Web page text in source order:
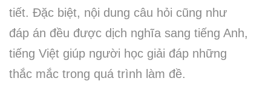
tiết. Đặc biệt, nội dung câu hỏi cũng như
đáp án đều được dịch nghĩa sang tiếng Anh,
tiếng Việt giúp người học giải đáp những
thắc mắc trong quá trình làm đề.